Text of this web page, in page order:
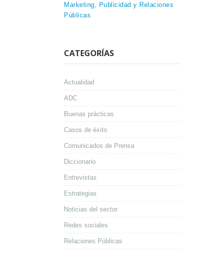
Marketing, Publicidad y Relaciones
Públicas
CATEGORÍAS
Actualidad
ADC
Buenas prácticas
Casos de éxito
Comunicados de Prensa
Diccionario
Entrevistas
Estrategias
Noticias del sector
Redes sociales
Relaciones Públicas